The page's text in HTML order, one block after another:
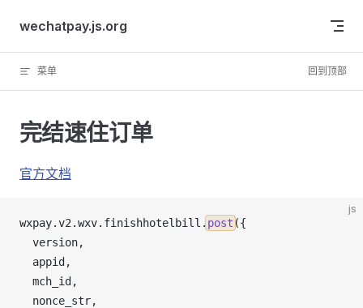
Skip to content
wechatpay.js.org
菜单 回到顶部
完结速住订单
官方文档
js
wxpay.v2 .wxv. finishhotelbill . post ({
version,
appid ,
mch_id ,
nonce_str,